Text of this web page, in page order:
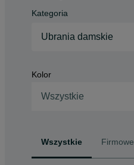
Kategoria
Ubrania damskie
Kolor
Wszystkie
Wszystkie Firmowe